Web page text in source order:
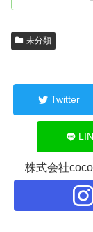
未分類
Twitter
株式会社